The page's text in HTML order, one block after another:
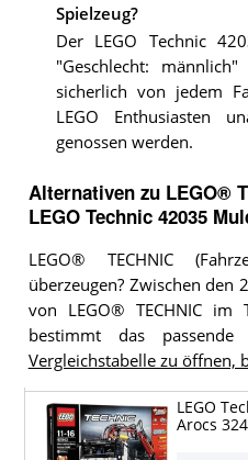
Spielzeug?
Der LEGO Technic
"Geschlecht:
sicherlich von jedem
LEGO Enthusiasten
genossen werden.
Alternativen zu LEGO®
LEGO Technic 42035
LEGO® TECHNIC
überzeugen? Zwischen den
von LEGO® TECHNIC im
bestimmt das
Vergleichstabelle zu öffnen,
LEGO
Arocs